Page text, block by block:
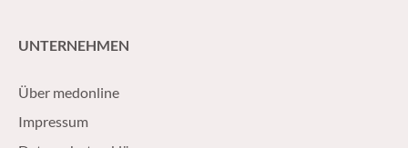
UNTERNEHMEN
Über medonline
Impressum